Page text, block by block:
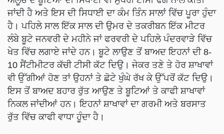
ਜਾਂਦੀ ਹੈ ਅਤੇ ਇਸ ਦੀ ਸਿਧਾਈ ਦਾ ਕੰਮ ਤਿੰਨ ਸਾਲਾਂ ਵਿੱਚ ਪੂਰਾ ਹੁੰਦਾ
ਹੈ। ਪਹਿਲੇ ਸਾਲ ਇੱਕ ਸਾਲ ਦੀ ਉਮਰ ਦੇ ਤਕਰੀਬਨ ਇੱਕ ਮੀਟਰ
ਲੰਬੇ ਬੂਟੇ ਜਨਵਰੀ ਦੇ ਮਹੀਨੇ ਜਾਂ ਫਰਵਰੀ ਦੇ ਪਹਿਲੇ ਪੰਦਰਵਾੜੇ ਵਿੱਚ
ਖੇਤ ਵਿੱਚ ਲਗਾਏ ਜਾਂਦੇ ਹਨ। ਬੂਟੇ ਲਾਉਣ ਤੋਂ ਬਾਅਦ ਇਹਨਾਂ ਦੀ 8-
10 ਸੈਂਟੀਮੀਟਰ ਕੱਚੀ ਟੀਸੀ ਕੱਟ ਦਿਉ। ਜੇਕਰ ਤਣੇ ਤੇ ਹੋਰ ਸ਼ਾਖਾਵਾਂ
ਵੀ ਉੱਗੀਆਂ ਹੋਣ ਤਾਂ ਉਹਨਾਂ ਤੇ ਛੋਟੇ ਖੁੰਘੇ ਰੱਖ ਕੇ ਉੱਪਰੋਂ ਕੱਟ ਦਿਉ।
ਇਸ ਤੋਂ ਬਾਅਦ ਬਹਾਰ ਰੁੱਤ ਆਉਣ ਤੇ ਬੂਟਿਆਂ ਤੇ ਕਾਫੀ ਸ਼ਾਖਾਵਾਂ
ਨਿਕਲ ਜਾਂਦੀਆਂ ਹਨ। ਇਹਨਾਂ ਸ਼ਾਖਾਵਾਂ ਦਾ ਗਰਮੀ ਅਤੇ ਬਰਸਾਤ
ਰੁੱਤ ਵਿੱਚ ਕਾਫੀ ਵਾਧਾ ਹੂੰਦਾ ਹੈ।